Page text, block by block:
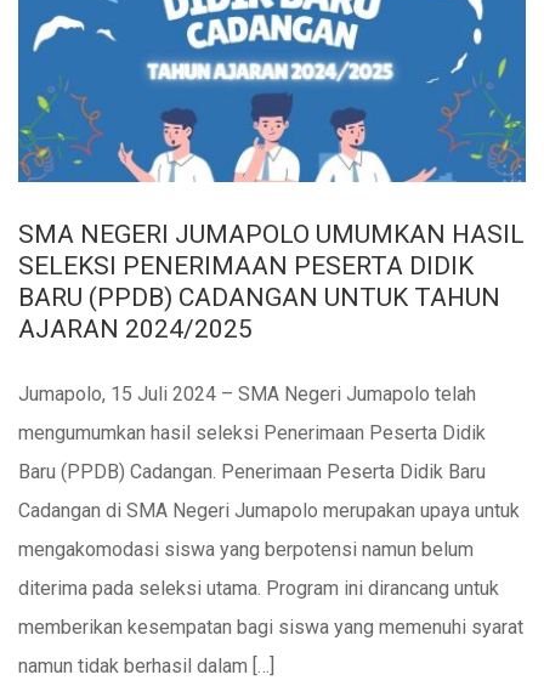
SMA NEGERI JUMAPOLO UMUMKAN HASIL
SELEKSI PENERIMAAN PESERTA DIDIK
BARU (PPDB) CADANGAN UNTUK TAHUN
AJARAN 2024/2025
Jumapolo, 15 Juli 2024 – SMA Negeri Jumapolo telah
mengumumkan hasil seleksi Penerimaan Peserta Didik
Baru (PPDB) Cadangan. Penerimaan Peserta Didik Baru
Cadangan di SMA Negeri Jumapolo merupakan upaya untuk
mengakomodasi siswa yang berpotensi namun belum
diterima pada seleksi utama. Program ini dirancang untuk
memberikan kesempatan bagi siswa yang memenuhi syarat
namun tidak berhasil dalam […]